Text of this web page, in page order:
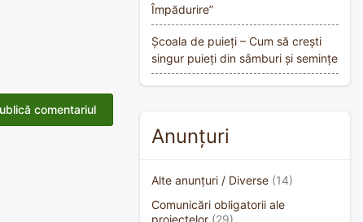
Împădurire”
Școala de puieți – Cum să crești
singur puieți din sâmburi și semințe
Anunțuri
Alte anunțuri / Diverse (14)
Comunicări obligatorii ale
proiectelor (29)